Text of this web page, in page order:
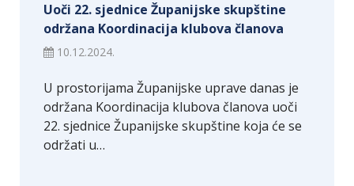
Uoči 22. sjednice Županijske skupštine
održana Koordinacija klubova članova
10.12.2024.
U prostorijama Županijske uprave danas je
održana Koordinacija klubova članova uoči
22. sjednice Županijske skupštine koja će se
održati u…